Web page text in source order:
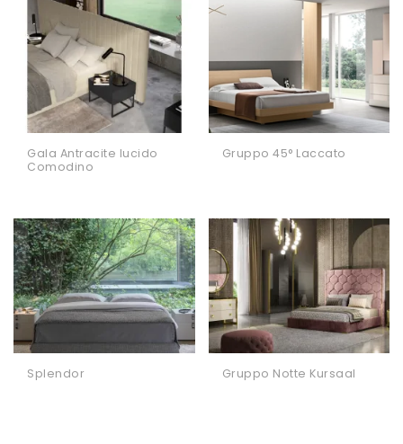
Gala Antracite lucido
Comodino
Gruppo 45° Laccato
Splendor Gruppo Notte Kursaal